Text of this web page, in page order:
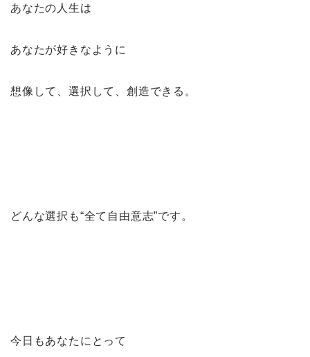
あなたの人生は
あなたが好きなように
想像して、選択して、創造できる。
どんな選択も“全て自由意志”です。
今日もあなたにとって